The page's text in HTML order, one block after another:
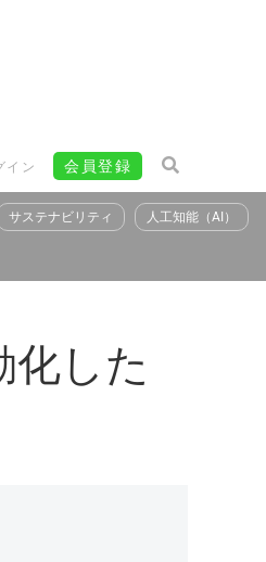
イン 会員登録
サステナビリティ 人工知能（AI）
した